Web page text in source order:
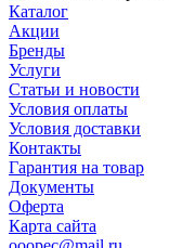
Каталог
Акции
Бренды
Услуги
Статьи и новости
Условия оплаты
Условия доставки
Контакты
Гарантия на товар
Документы
Оферта
Карта сайта